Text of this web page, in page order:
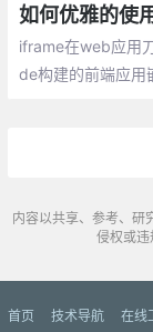
的数据呢？
如何优雅的使
iframe在web应用
de构建的前端应用
内容以共享、参考、研
侵权或
首页 技术导航 在线